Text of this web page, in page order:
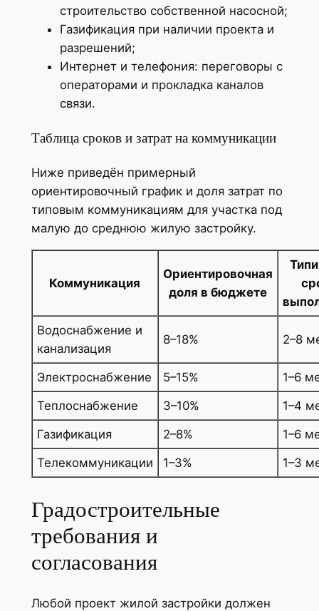
строительство собственной насосной;
Газификация при наличии проекта и
разрешений;
Интернет и телефония: переговоры с
операторами и прокладка каналов
связи.
Таблица сроков и затрат на коммуникации
Ниже приведён примерный
ориентировочный график и доля затрат по
типовым коммуникациям для участка под
малую до среднюю жилую застройку.
Коммуникация
Ориентировочная
доля в бюджете
Водоснабжение и
канализация
8–18% 2–8
Электроснабжение 5–15%
1–6
Теплоснабжение
3–10%
1–4
Газификация
2–8%
1–6
Телекоммуникации
1–3% 1–3
Градостроительные
требования и
согласования
Любой проект жилой застройки должен